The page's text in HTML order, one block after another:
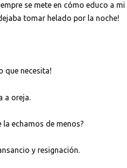
se mete en cómo educo a mi
tomar helado por la noche!
que necesita!
a oreja.
la echamos de menos?
y resignación.